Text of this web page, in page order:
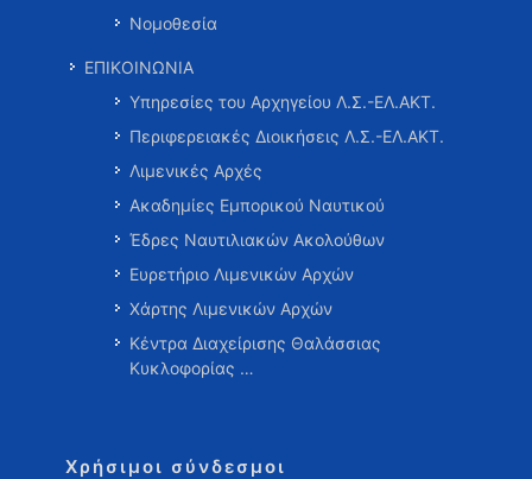
Νομοθεσία
ΕΠΙΚΟΙΝΩΝΙΑ
Υπηρεσίες του Αρχηγείου Λ.Σ.-ΕΛ.ΑΚΤ.
Περιφερειακές Διοικήσεις Λ.Σ.-ΕΛ.ΑΚΤ.
Λιμενικές Αρχές
Ακαδημίες Εμπορικού Ναυτικού
Έδρες Ναυτιλιακών Ακολούθων
Ευρετήριο Λιμενικών Αρχών
Χάρτης Λιμενικών Αρχών
Κέντρα Διαχείρισης Θαλάσσιας
Κυκλοφορίας …
Χρήσιμοι σύνδεσμοι